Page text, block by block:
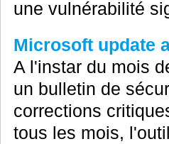
une vulnérabilité
Microsoft update
A l'instar du mois
un bulletin de
corrections
tous les mois,